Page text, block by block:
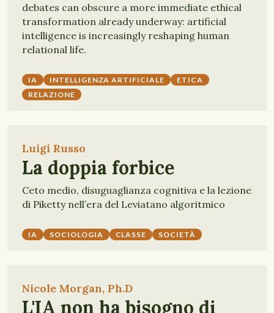
debates can obscure a more immediate ethical
transformation already underway: artificial
intelligence is increasingly reshaping human
relational life.
IA INTELLIGENZA ARTIFICIALE
ETICA
RELAZIONE
Luigi Russo
La doppia forbice
Ceto medio, disuguaglianza cognitiva e la lezione
di Piketty nell’era del Leviatano algoritmico
IA SOCIOLOGIA CLASSE SOCIETÀ
Nicole Morgan, Ph.D
L'IA non ha bisogno di